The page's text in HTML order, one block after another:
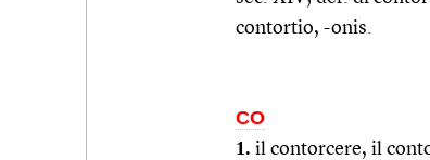
contortio, -onis.
CO
1. il contorcere, il